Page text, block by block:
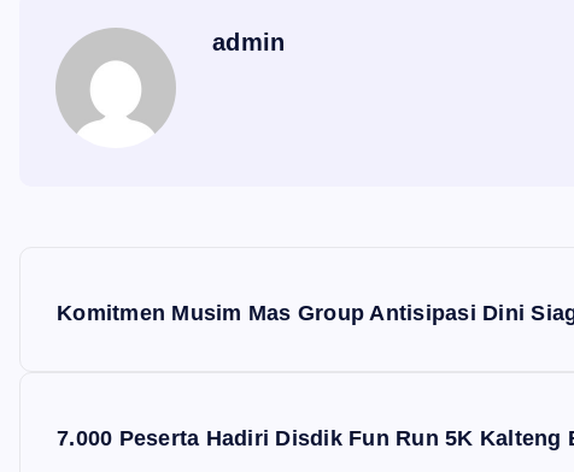
admin
Komitmen Musim Mas Group Antisipasi Dini
7.000 Peserta Hadiri Disdik Fun Run 5K Kalteng